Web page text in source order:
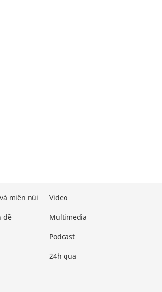
miền núi
đề
Video
Multimedia
Podcast
24h qua